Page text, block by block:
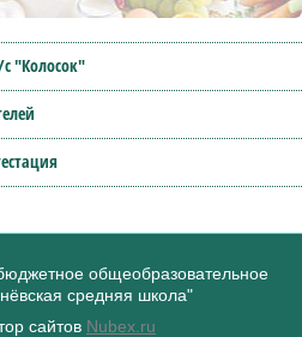
с "Колосок"
общеобразовательное
средняя школа"
сайтов Nubex.ru